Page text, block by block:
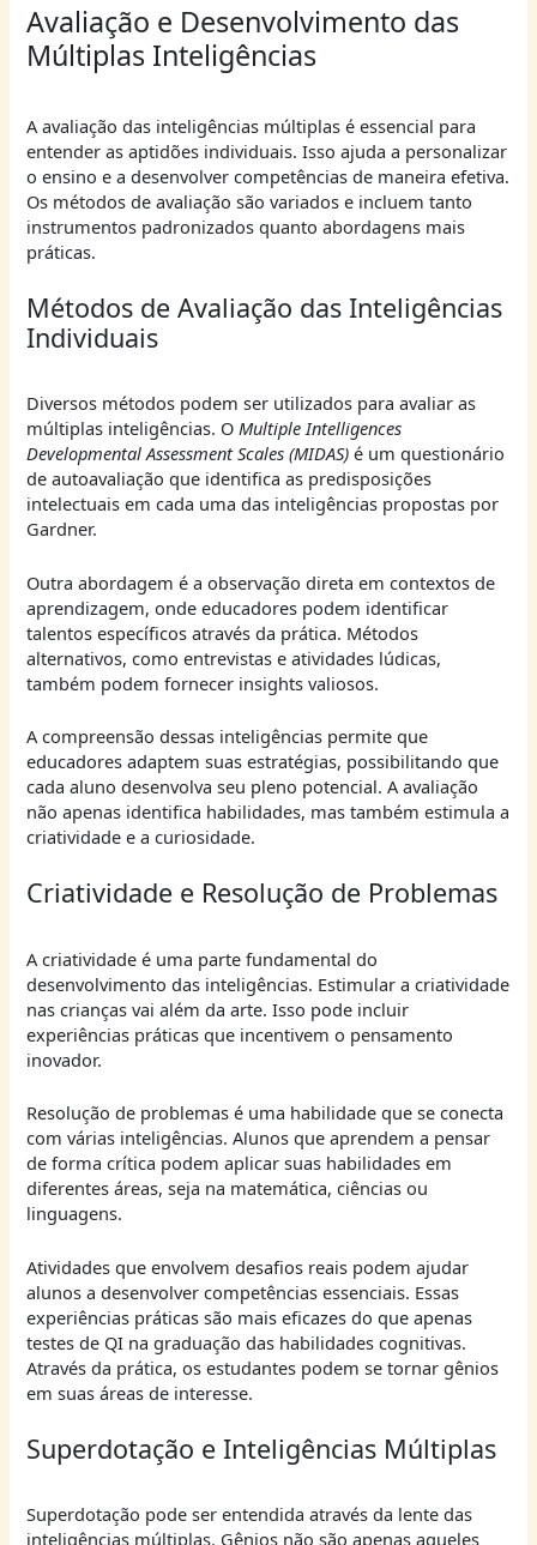
Avaliação e Desenvolvimento das
Múltiplas Inteligências
A avaliação das inteligências múltiplas é essencial para
entender as aptidões individuais. Isso ajuda a personalizar
o ensino e a desenvolver competências de maneira efetiva.
Os métodos de avaliação são variados e incluem tanto
instrumentos padronizados quanto abordagens mais
práticas.
Métodos de Avaliação das Inteligências
Individuais
Diversos métodos podem ser utilizados para avaliar as
múltiplas inteligências. OMultiple Intelligences
Developmental Assessment Scales (MIDAS) é um questionário
de autoavaliação que identifica as predisposições
intelectuais em cada uma das inteligências propostas por
Gardner.
Outra abordagem é a observação direta em contextos de
aprendizagem, onde educadores podem identificar
talentos específicos através da prática. Métodos
alternativos, como entrevistas e atividades lúdicas,
também podem fornecer insights valiosos.
A compreensão dessas inteligências permite que
educadores adaptem suas estratégias, possibilitando que
cada aluno desenvolva seu pleno potencial. A avaliação
não apenas identifica habilidades, mas também estimula a
criatividade e a curiosidade.
Criatividade e Resolução de Problemas
A criatividade é uma parte fundamental do
desenvolvimento das inteligências. Estimular a criatividade
nas crianças vai além da arte. Isso pode incluir
experiências práticas que incentivem o pensamento
inovador.
Resolução de problemas é uma habilidade que se conecta
com várias inteligências. Alunos que aprendem a pensar
de forma crítica podem aplicar suas habilidades em
diferentes áreas, seja na matemática, ciências ou
linguagens.
Atividades que envolvem desafios reais podem ajudar
alunos a desenvolver competências essenciais. Essas
experiências práticas são mais eficazes do que apenas
testes de QI na graduação das habilidades cognitivas.
Através da prática, os estudantes podem se tornar gênios
em suas áreas de interesse.
Superdotação e Inteligências Múltiplas
Superdotação pode ser entendida através da lente das
inteligências múltiplas. Gênios não são apenas aqueles